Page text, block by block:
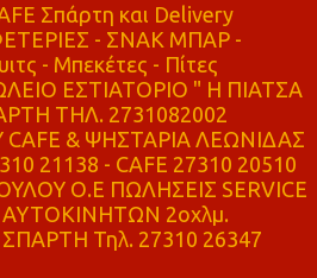
Σπάρτη και Delivery
- ΣΝΑΚ ΜΠΑΡ -
- Μπεκέτες - Πίτες
ΕΣΤΙΑΤΟΡΙΟ " Η ΠΙΑΤΣΑ
ΤΗΛ. 2731082002
CAFE & ΨΗΣΤΑΡΙΑ ΛΕΩΝΙΔΑΣ
21138 - CAFE 27310 20510
Ο.Ε ΠΩΛΗΣΕΙΣ SERVICE
2οχλμ.
ΣΠΑΡΤΗ Τηλ. 27310 26347